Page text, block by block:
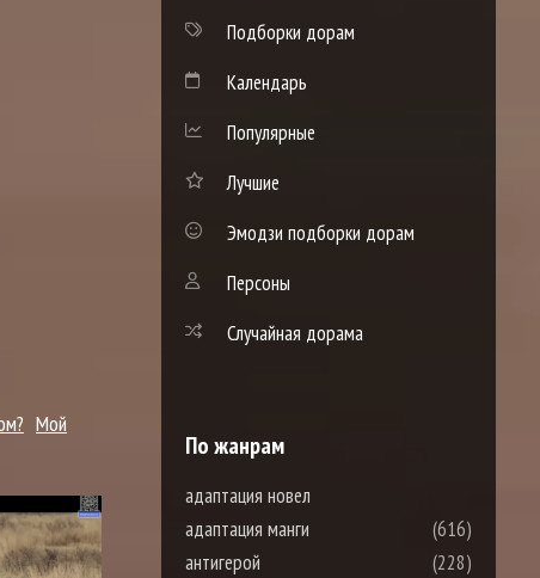
Мой
Подборки дорам
Календарь
Популярные
Лучшие
Эмодзи подборки дорам
Персоны
Случайная дорама
По жанрам
адаптация новел
(616)
адаптация манги
(228)
антигерой